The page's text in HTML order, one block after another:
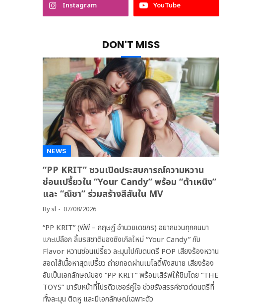
Instagram YouTube
DON'T MISS
NEWS
“PP KRIT” ชวนเปิดประสบการณ์ความหวาน
ซ่อนเปรี้ยวใน “Your Candy” พร้อม “ต้าเหนิง”
และ “ณิชา” ร่วมสร้างสีสันใน MV
Bysl 07/08/2026
“PP KRIT” (พีพี – กฤษฏ์ อำนวยเดชกร) อยากชวนทุกคนมา
แกะเปลือก ลิ้มรสชาติของซิงเกิลใหม่ “Your Candy” กับ
Flavor หวานซ่อนเปรี้ยว ละมุนไปกับดนตรี POP เสียงร้องหวาน
สอดไส้เนื้อหาสุดเปรี้ยว ถ่ายทอดผ่านเมโลดี้ฟังสบาย เสียงร้อง
อันเป็นเอกลักษณ์ของ “PP KRIT” พร้อมเสิร์ฟให้ชิมโดย “THE
TOYS” มารับหน้าที่โปรดิวเซอร์คู่ใจ ช่วยรังสรรค์ซาวด์ดนตรีที่
ทั้งละมุน ติดหู และมีเอกลักษณ์เฉพาะตัว